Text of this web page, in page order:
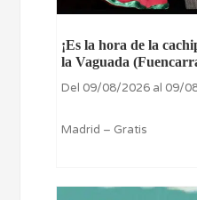
¡Es la hora de la
la Vaguada
Del 09/08/2026 al 09/
Madrid – Gratis